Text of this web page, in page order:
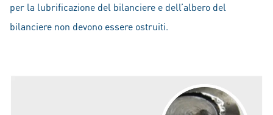
per la lubrificazione del bilanciere e dell’albero del
bilanciere non devono essere ostruiti.